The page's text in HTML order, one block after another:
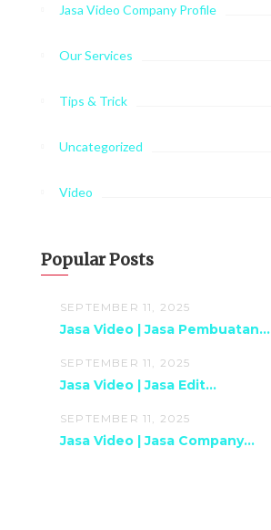
Jasa Video Company Profile
Our Services
Tips & Trick
Uncategorized
Video
Popular Posts
SEPTEMBER 11, 2025
Jasa Video | Jasa Pembuatan...
SEPTEMBER 11, 2025
Jasa Video | Jasa Edit...
SEPTEMBER 11, 2025
Jasa Video | Jasa Company...